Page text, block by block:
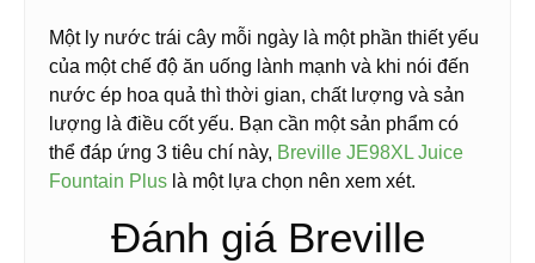
Một ly nước trái cây mỗi ngày là một phần thiết yếu
của một chế độ ăn uống lành mạnh và khi nói đến
nước ép hoa quả thì thời gian, chất lượng và sản
lượng là điều cốt yếu. Bạn cần một sản phẩm có
thể đáp ứng 3 tiêu chí này, Breville JE98XL Juice
Fountain Plus là một lựa chọn nên xem xét.
Đánh giá Breville